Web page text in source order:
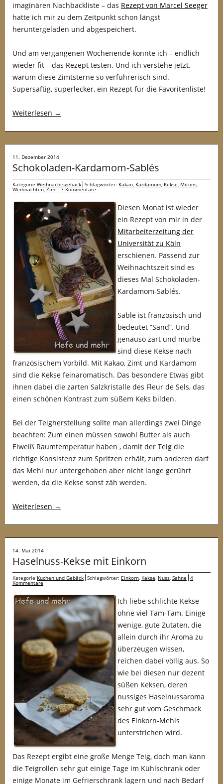
imaginären Nachbackliste – das Rezept von Marcel Seeger
hatte ich mir zu dem Zeitpunkt schon längst
heruntergeladen und abgespeichert.
Und am vergangenen Wochenende konnte ich – endlich
wieder fit – das Rezept testen. Und ich verstehe jetzt,
warum diese Zimtsterne so verführerisch sind.
Supersaftig, superlecker, ein Rezept für die Favoritenliste!
Weiterlesen →
11. Dezember 2014
Schokoladen-Kardamom-Sablés
Kategorie Weihnachtsgebäck Schlagwörter: Kakao, Kardamom, Kekse, Mituns,
Weihnachten,Zimt 7 Kommentare
Diesen Monat ist wieder
ein Rezept von mir in der
Mitarbeiterzeitung der
Universität zu Köln
erschienen. Passend zur
Weihnachtszeit sind es
dieses Mal Schokoladen-
Kardamom-Sablés.
Sable ist französisch und
bedeutet “Sand”. Und
genauso zart und mürbe
sind diese Kekse nach
französischem Vorbild. Mit Kakao, Zimt und Kardamom
sind die Kekse feinaromatisch. Das besondere Etwas gibt
ihnen dabei die zarten Salzkristalle des Fleur de Sels, das
einen schönen Kontrast zum süßem Keks bilden.
Bei der Teigherstellung sollte man allerdings zwei Dinge
beachten: Zum einen müssen sowohl Butter als auch
Eiweiß Raumtemperatur haben , damit der Teig die
richtige Konsistenz zum Spritzen erhält, zum anderen darf
das Mehl nur untergehoben aber nicht lange gerührt
werden, da die Kekse sonst zäh werden.
Weiterlesen →
14. Mai 2014
Haselnuss-Kekse mit Einkorn
Kategorie Kuchen und Gebäck Schlagwörter: Einkorn, Kekse, Nuss, Sahne 4
Kommentare
Ich liebe schlichte Kekse
ohne viel Tam-Tam. Einige
wenige, gute Zutaten, die
allein durch ihr Aroma zu
überzeugen wissen,
reichen dabei völlig aus. So
wie bei diesen nur dezent
süßen Keksen, deren
nussiges Haselnussaroma
sehr gut vom Geschmack
des Einkorn-Mehls
unterstrichen wird.
Das Rezept ergibt eine große Menge Teig, doch man kann
die Teigrollen sehr gut einige Tage im Kühlschrank oder
einige Monate im Gefrierschrank lagern und nach Bedarf